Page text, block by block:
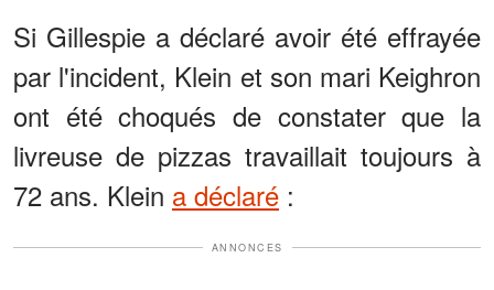
Si Gillespie a déclaré avoir été effrayée
par l'incident, Klein et son mari Keighron
ont été choqués de constater que la
livreuse de pizzas travaillait toujours à
72 ans. Klein a déclaré :
ANNONCES